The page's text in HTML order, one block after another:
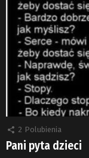
2 Polubienia
Pani pyta dzieci